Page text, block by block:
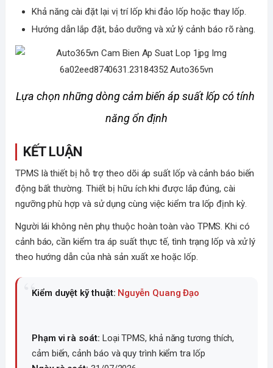
Khả năng cài đặt lại vị trí lốp khi đảo lốp hoặc thay lốp.
Hướng dẫn lắp đặt, bảo dưỡng và xử lý cảnh báo rõ ràng.
Lựa chọn những dòng cảm biến áp suất lốp có tính
năng ổn định
KẾT LUẬN
TPMS là thiết bị hỗ trợ theo dõi áp suất lốp và cảnh báo biến
động bất thường. Thiết bị hữu ích khi được lắp đúng, cài
ngưỡng phù hợp và sử dụng cùng việc kiểm tra lốp định kỳ.
Người lái không nên phụ thuộc hoàn toàn vào TPMS. Khi có
cảnh báo, cần kiểm tra áp suất thực tế, tình trạng lốp và xử lý
theo hướng dẫn của nhà sản xuất xe hoặc lốp.
Kiểm duyệt kỹ thuật: Nguyễn Quang Đạo
Phạm vi rà soát: Loại TPMS, khả năng tương thích,
cảm biến, cảnh báo và quy trình kiểm tra lốp